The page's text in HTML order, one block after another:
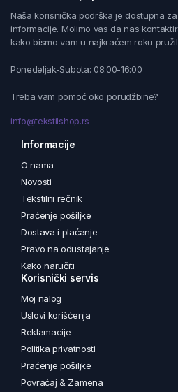
Naša korisnička podrška je dostupna
informacije. Molimo vas da nas
kako bismo vam u najkraćem roku
Ponedeljak-Subota: 08:00-16:00
Treba vam pomoć oko porudžbine?
info@tekstilshop.rs
Informacije
O nama
Novosti
Tekstilni rečnik
Praćenje pošiljke
Dostava i plaćanje
Pravo na odustajanje
Kako naručiti
Korisnički servis
Moj nalog
Uslovi korišćenja
Reklamacije
Politika privatnosti
Praćenje pošiljke
Povraćaj & Zamena